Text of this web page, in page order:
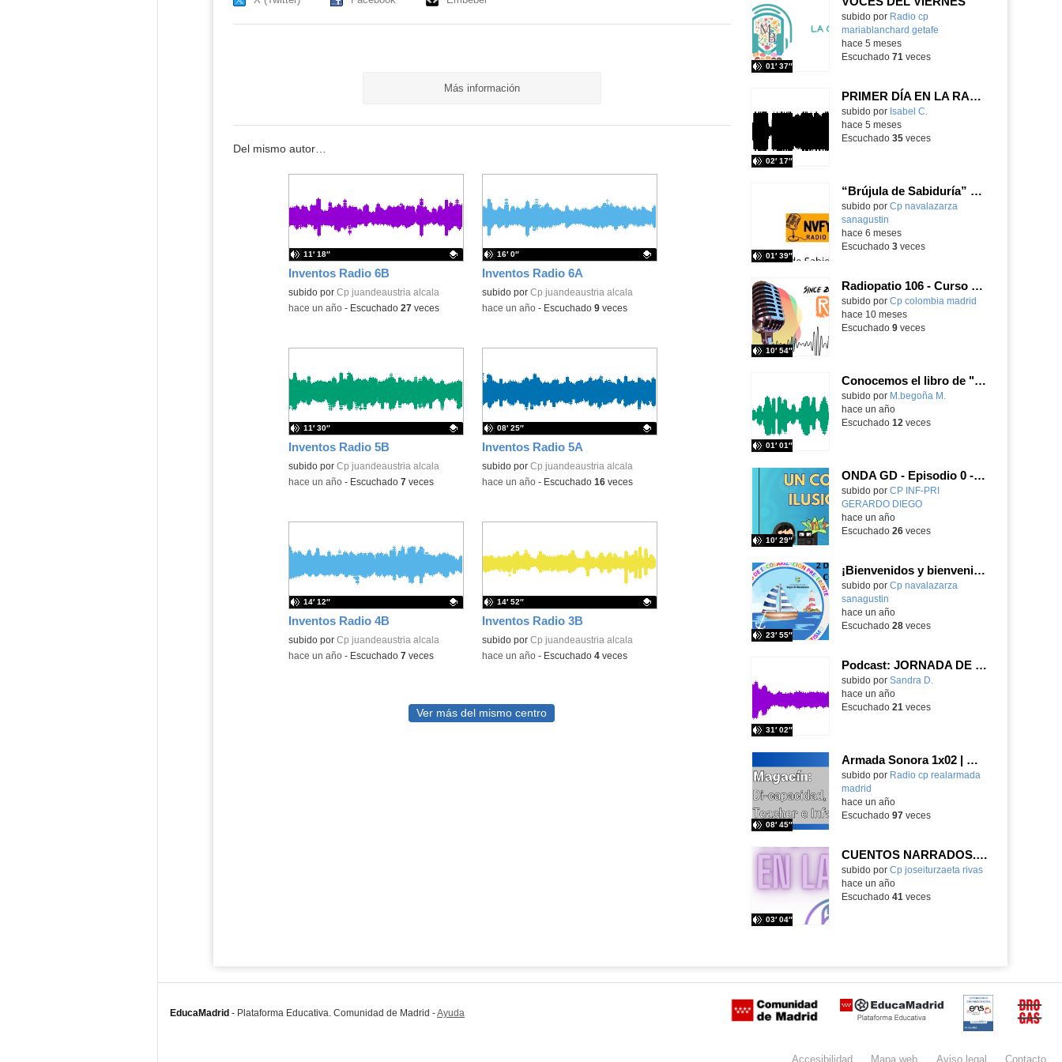
Más información
Del mismo autor…
Inventos Radio 6B
Contenido educativo.
subido por Cp juandeaustria alcala
11′ 18″
-hace un año- Escuchado 27veces
Inventos Radio 6A
Contenido educativo.
subido por Cp juandeaustria alcala
16′ 0″
-hace un año- Escuchado 9veces
Inventos Radio 5B
Contenido educativo.
subido por Cp juandeaustria alcala
11′ 30″
-hace un año- Escuchado 7veces
Inventos Radio 5A
Contenido educativo.
subido por Cp juandeaustria alcala
08′ 25″
-hace un año- Escuchado 16veces
Inventos Radio 4B
Contenido educativo.
subido por Cp juandeaustria alcala
14′ 12″
-hace un año- Escuchado 7veces
Inventos Radio 3B
Contenido educativo.
subido por Cp juandeaustria alcala
14′ 52″
-hace un año- Escuchado 4veces
Ver más del mismo centro
subido por Radio cp
mariablanchard getafe
01′ 37″
hace 5 meses
Escuchado 71 veces
PRIMER DÍA EN LA RADIO CON LOS ALUMNOS DE 3 AÑOS
Contenido educativo.
subido por Isabel C.
02′ 17″
hace 5 meses
Escuchado 35veces
“Brújula de Sabiduría” – Próximamente
Contenido educativo.
subido por Cp navalazarza
sanagustin
01′ 39″
hace 6 meses
Escuchado 3veces
Radiopatio 106 - Curso 2025/26
subido por Cp colombia madrid
10′ 54″
hace 10 meses
Escuchado 9veces
Conocemos el libro de "Don Quijote de la Mancha"
Contenido educativo.
subido por M.begoña M.
01′ 01″
hace un año
Escuchado 12 veces
ONDA GD - Episodio 0 - Un comienzo ilusionante
Contenido educativo.
subido por CP INF-PRI
GERARDO DIEGO
10′ 29″
-
hace un año
Escuchado 26veces
¡Bienvenidos y bienvenidas al programa especial por el Día Mundial de Concienciación sobre el Autismo!
Contenido educativo.
subido por Cp navalazarza
sanagustin
23′ 55″
hace un año
Escuchado 28veces
Podcast: JORNADA DE PUERTAS ABIERTAS." ¿Por qué el Lope?¿Por qué soy maestr@?
Contenido educativo.
subido por Sandra D.
31′ 02″
hace un año
Escuchado 21 veces
Armada Sonora 1x02 | Magazín
subido por Radio cp realarmada
madrid
08′ 45″
hace un año
Escuchado 97veces
CUENTOS NARRADOS. ITURZAETA EN LA ONDA
Contenido educativo.
subido por Cp joseiturzaeta rivas
03′ 04″
-
hace un año
Escuchado 41 veces
EducaMadrid - Plataforma Educativa. Comunidad de Madrid -Ayuda Certificación Buzón
Accesibilidad Mapa web Avisolegal Contacto